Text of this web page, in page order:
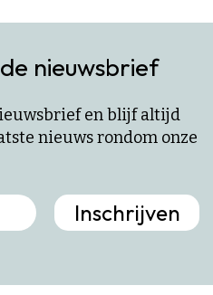
nieuwsbrief
en blijf altijd
nieuws rondom onze